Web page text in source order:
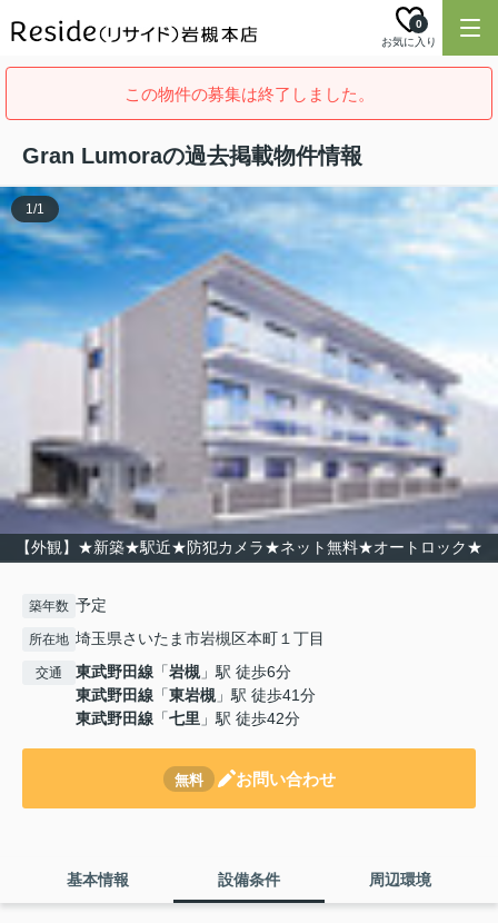
お気に入り
0
この物件の募集は終了しました。
Gran Lumoraの過去掲載物件情報
【外観】★新築★駅近★防犯カメラ★ネット無料★オートロック★
1/1
築年数 予定
所在地 埼玉県さいたま市岩槻区本町１丁目
交通 東武野田線 「岩槻 」駅 徒歩6分
東武野田線 「東岩槻 」駅 徒歩41分
東武野田線 「七里 」駅 徒歩42分
無料 お問い合わせ
基本情報 設備条件 周辺環境